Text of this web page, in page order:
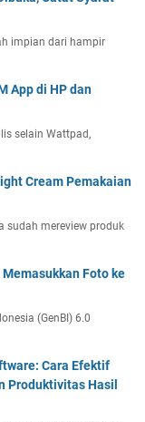
impian dari hampir
App di HP dan
selain Wattpad,
Cream Pemakaian
sudah mereview produk
Foto ke
(GenBI) 6.0
Cara Efektif
Produktivitas Hasil